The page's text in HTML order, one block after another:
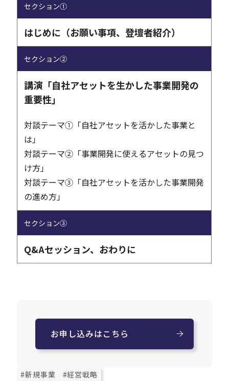
セクション①
はじめに（お願い事項、登壇者紹介）
セクション②
講演「自社アセットを生かした事業開発の
重要性」
対談テーマ①「自社アセットを活かした事業と
は」
対談テーマ②「事業開発に使えるアセットの見つ
け方」
対談テーマ③「自社アセットを活かした事業開発
の進め方」
セクション③
Q&Aセッション、おわりに
お申し込みはこちら
#新規事業 #経営戦略